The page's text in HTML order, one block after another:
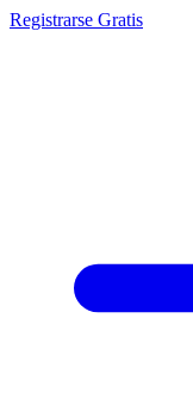
Registrarse Gratis